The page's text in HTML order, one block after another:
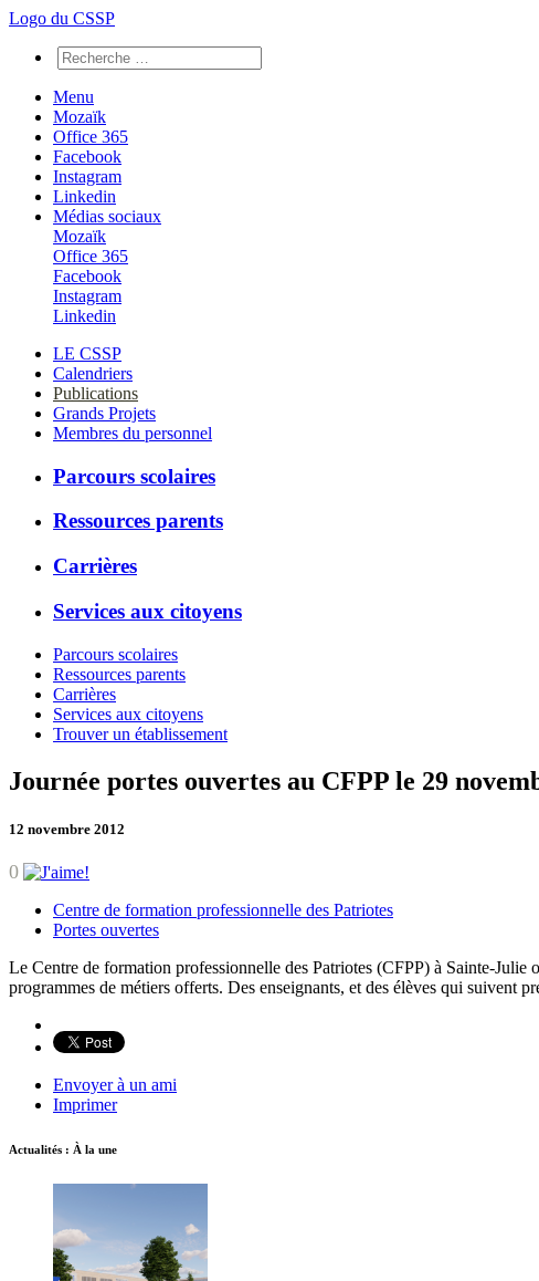
Logo du CSSP
Menu
Mozaïk
Office 365
Facebook
Instagram
Linkedin
Médias sociaux
Mozaïk
Office 365
Facebook
Instagram
Linkedin
LE CSSP
Calendriers
Publications
Grands Projets
Membres du personnel
Parcours scolaires
Ressources parents
Carrières
Services aux citoyens
Parcours scolaires
Ressources parents
Carrières
Services aux citoyens
Trouver un établissement
Journée portes ouvertes au CFPP le 29
12 novembre 2012
0
Centre de formation professionnelle des Patriotes
Portes ouvertes
Le Centre de formation professionnelle des Patriotes (CFPP) à Sainte-
programmes de métiers offerts. Des enseignants, et des élèves qui suivent
Envoyer à un ami
Imprimer
Actualités : À la une